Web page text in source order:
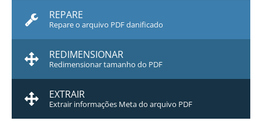
REPARE
Repare o arquivo PDF danificado
REDIMENSIONAR
Redimensionar tamanho do PDF
EXTRAIR
Extrair informações Meta do arquivo PDF